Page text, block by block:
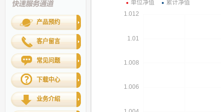
产品预约
客户留言
常见问题
下载中心
业务介绍